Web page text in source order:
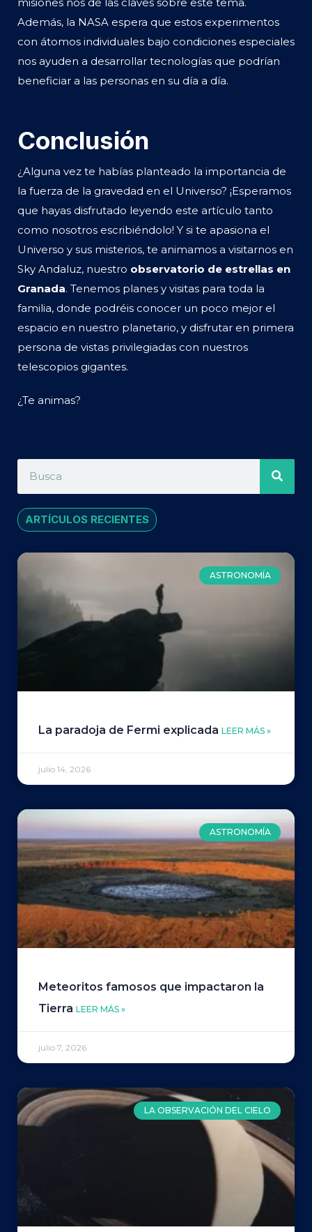
Además, la NASA espera que estos experimentos
con átomos individuales bajo condiciones especiales
nos ayuden a desarrollar tecnologías que podrían
beneficiar a las personas en su día a día.
Conclusión
¿Alguna vez te habías planteado la importancia de
la fuerza de la gravedad en el Universo? ¡Esperamos
que hayas disfrutado leyendo este artículo tanto
como nosotros escribiéndolo! Y si te apasiona el
Universo y sus misterios, te animamos a visitarnos en
Sky Andaluz, nuestro observatorio de estrellas en
Granada. Tenemos planes y visitas para toda la
familia, donde podréis conocer un poco mejor el
espacio en nuestro planetario, y disfrutar en primera
persona de vistas privilegiadas con nuestros
telescopios gigantes.
¿Te animas?
ARTÍCULOS RECIENTES
ASTRONOMÍA
La paradoja de Fermi explicada LEER MÁS »
julio 14, 2026
ASTRONOMÍA
Meteoritos famosos que impactaron la
Tierra LEER MÁS »
julio 7, 2026
LA OBSERVACIÓN DEL CIELO